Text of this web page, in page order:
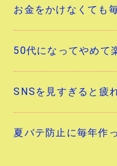
お金をかけなくても
50代になってやめて
SNSを見すぎると疲
夏バテ防止に毎年作